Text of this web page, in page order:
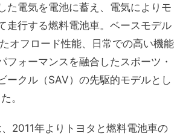
た電気を電池に蓄え、電気によりモ
走行する燃料電池車。ベースモデル
オフロード性能、日常での高い機能
フォーマンスを融合したスポーツ・
ークル（SAV）の先駆的モデルとし
。
2011年よりトヨタと燃料電池車の